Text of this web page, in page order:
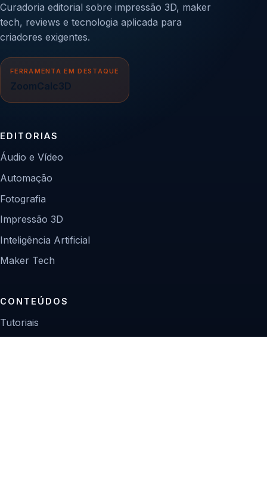
Curadoria editorial sobre impressão 3D, maker
tech, reviews e tecnologia aplicada para
criadores exigentes.
FERRAMENTA EM DESTAQUE
ZoomCalc3D
EDITORIAS
Áudio e Vídeo
Automação
Fotografia
Impressão 3D
Inteligência Artificial
Maker Tech
CONTEÚDOS
Tutoriais